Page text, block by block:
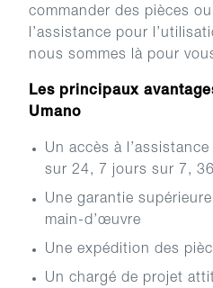
commander des pièces
l’assistance pour
nous sommes là pour
Les principaux
Umano
Un accès à
sur 24, 7 jours sur 7,
Une garantie
main-d’œuvre
Une expédition des
Un chargé de projet